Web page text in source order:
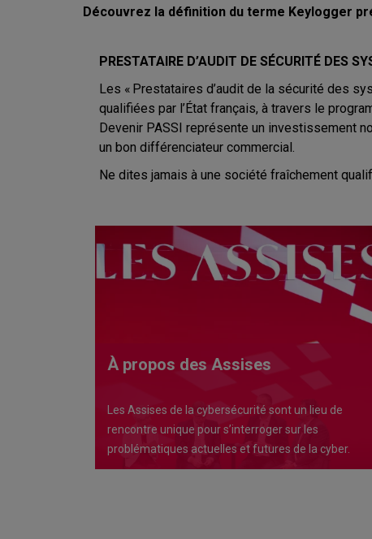
Découvrez la définition du terme Keylogger
PRESTATAIRE D’AUDIT DE SÉCURITÉ DES
Les « Prestataires d’audit de la sécurité des
qualifiées par l’État français, à travers le
Devenir PASSI représente un investissement
un bon différenciateur commercial.
Ne dites jamais à une société fraîchement
À propos des Assises
Les Assises de la cybersécurité sont un lieu de
rencontre unique pour s’interroger sur les
problématiques actuelles et futures de la cyber.